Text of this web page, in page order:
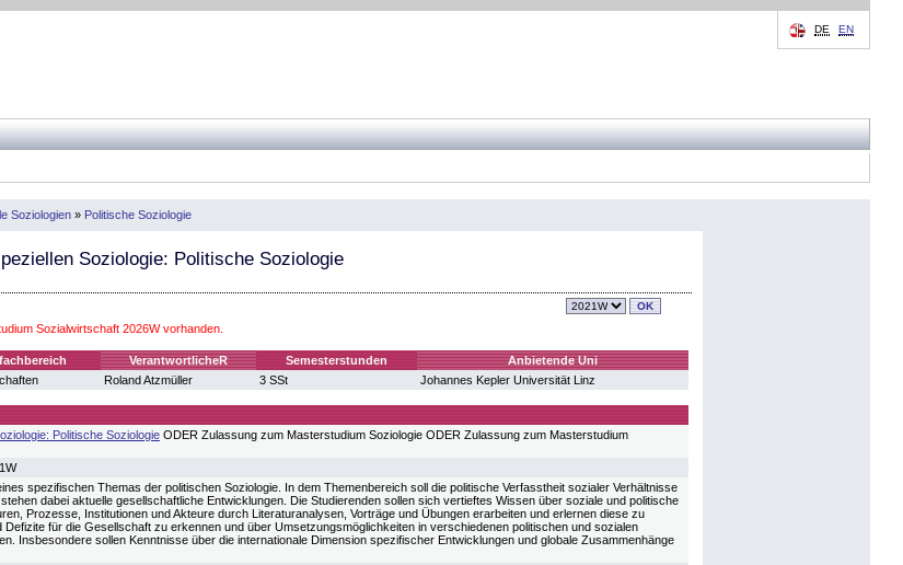
DE EN
Soziologien » Politische Soziologie
Soziologie: Politische Soziologie
Sozialwirtschaft 2026W vorhanden.
VerantwortlicheR Semesterstunden
Anbietende Uni
Roland Atzmüller 3 SSt Johannes Kepler Universität Linz
Politische Soziologie ODER Zulassung zum Masterstudium Soziologie ODER Zulassung zum Masterstudium
spezifischen Themas der politischen Soziologie. In dem Themenbereich soll die politische Verfasstheit sozialer Verhältnisse
dabei aktuelle gesellschaftliche Entwicklungen. Die Studierenden sollen sich vertieftes Wissen über soziale und politische
Prozesse, Institutionen und Akteure durch Literaturanalysen, Vorträge und Übungen erarbeiten und erlernen diese zu
Defizite für die Gesellschaft zu erkennen und über Umsetzungsmöglichkeiten in verschiedenen politischen und sozialen
Insbesondere sollen Kenntnisse über die internationale Dimension spezifischer Entwicklungen und globale Zusammenhänge